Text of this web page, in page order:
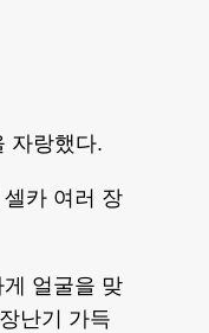
자랑했다.
카 여러 장
얼굴을 맞
난기 가득